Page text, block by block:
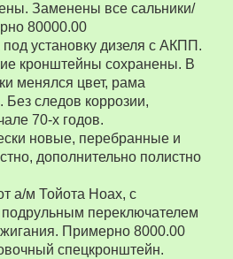
Заменены все сальники/
80000.00
установку дизеля с АКПП.
кронштейны сохранены. В
менялся цвет, рама
следов коррозии,
70-х годов.
новые, перебранные и
дополнительно полистно
а/м Тойота Ноах, с
подрульным переключателем
Примерно 8000.00
спецкронштейн.